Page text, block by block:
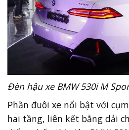
Đèn hậu xe BMW 530i M
Phần đuôi xe nổi bật với
hai tầng, liên kết bằng dải
điểm nhấn thị giác. BMW